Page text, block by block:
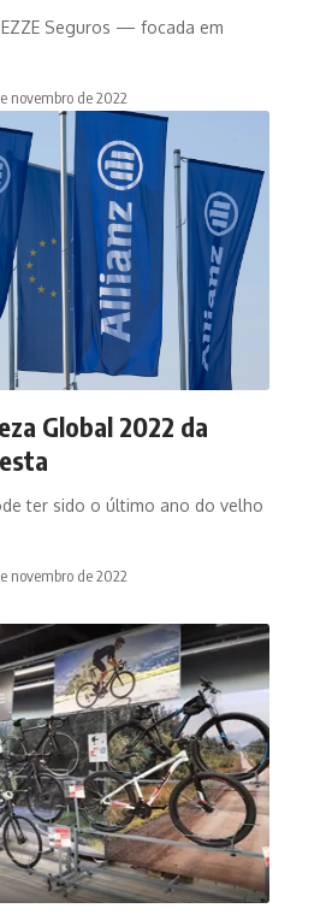
Seguros — focada em
novembro de 2022
Global 2022 da
ter sido o último ano do velho
novembro de 2022